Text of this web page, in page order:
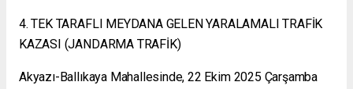
4. TEK TARAFLI MEYDANA GELEN YARALAMALI TRAFİK
KAZASI (JANDARMA TRAFİK)
Akyazı-Ballıkaya Mahallesinde, 22 Ekim 2025 Çarşamba